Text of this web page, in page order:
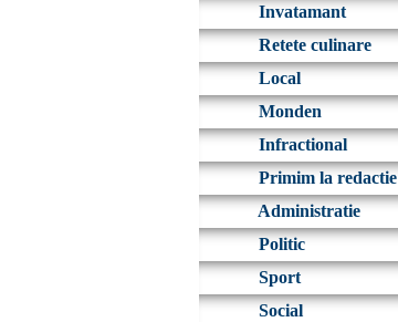
Invatamant
Retete culinare
Local
Monden
Infractional
Primim la redactie
Administratie
Politic
Sport
Social